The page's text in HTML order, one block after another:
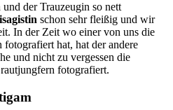
der Trauzeugin so nett
schon sehr fleißig und wir
In der Zeit wo einer von uns die
hat, hat der andere
und nicht zu vergessen die
fotografiert.